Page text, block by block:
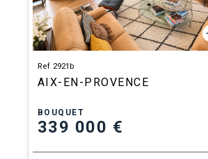
Ref 2921b
AIX-EN-PROVENCE
BOUQUET
339 000 €